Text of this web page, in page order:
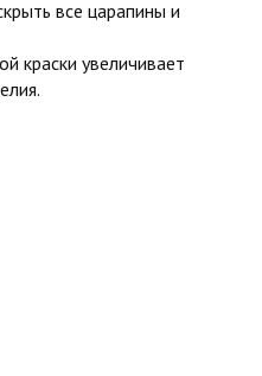
все царапины и
краски увеличивает